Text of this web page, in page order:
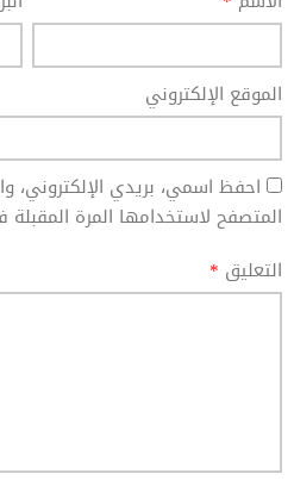
الموقع الإلكتروني
احفظ اسمي، بريدي الإلكتروني،
المتصفح لاستخدامها المرة
التعليق *